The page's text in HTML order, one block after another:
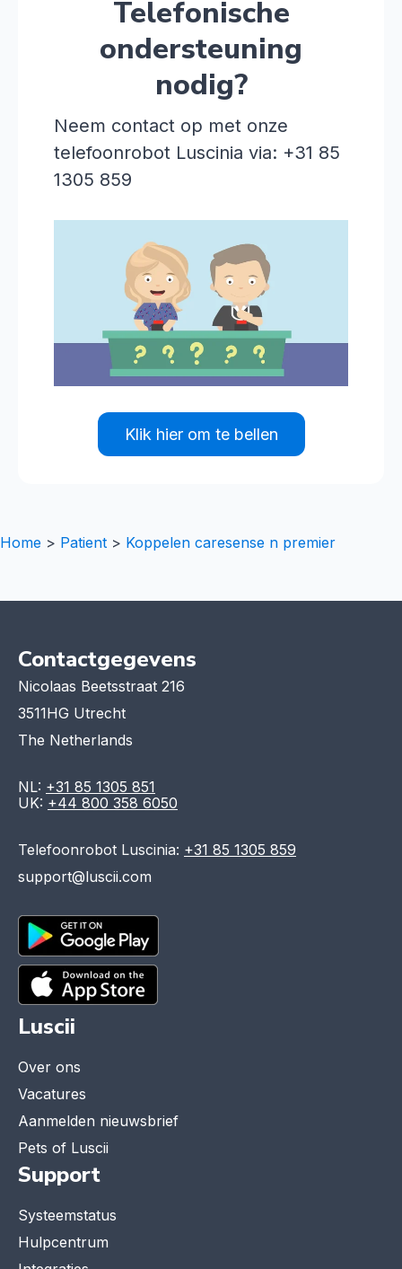
Telefonische
ondersteuning
nodig?
Neem contact op met onze
telefoonrobot Luscinia via: +31 85
1305 859
Klik hier om te bellen
Home > Patient > Koppelen caresense n premier
Contactgegevens
Nicolaas Beetsstraat 216
3511HG Utrecht
The Netherlands
NL: +31 85 1305 851
UK: +44 800 358 6050
Telefoonrobot Luscinia: +31 85 1305 859
support@luscii.com
Luscii
Over ons
Vacatures
Aanmelden nieuwsbrief
Pets of Luscii
Support
Systeemstatus
Hulpcentrum